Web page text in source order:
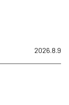
2026.8.9